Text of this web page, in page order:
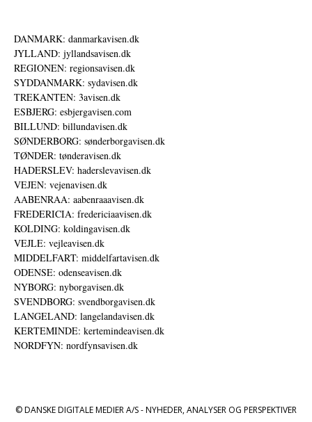
DANMARK: danmarkavisen.dk
JYLLAND: jyllandsavisen.dk
REGIONEN: regionsavisen.dk
SYDDANMARK: sydavisen.dk
TREKANTEN: 3avisen.dk
ESBJERG: esbjergavisen.com
BILLUND: billundavisen.dk
SØNDERBORG: sønderborgavisen.dk
TØNDER: tønderavisen.dk
HADERSLEV: haderslevavisen.dk
VEJEN: vejenavisen.dk
AABENRAA: aabenraaavisen.dk
FREDERICIA: fredericiaavisen.dk
KOLDING: koldingavisen.dk
VEJLE: vejleavisen.dk
MIDDELFART: middelfartavisen.dk
ODENSE: odenseavisen.dk
NYBORG: nyborgavisen.dk
SVENDBORG: svendborgavisen.dk
LANGELAND: langelandavisen.dk
KERTEMINDE: kertemindeavisen.dk
NORDFYN: nordfynsavisen.dk
© DANSKE DIGITALE MEDIER A/S - NYHEDER, ANALYSER OG PERSPEKTIVER